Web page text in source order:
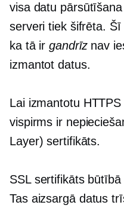
visa datu
serveri tiek šifrēta.
ka tā irgandrīznav
izmantot datus.
Lai izmantotu
vispirms ir
Layer) sertifikāts.
SSL sertifikāts
Tas aizsargā datus